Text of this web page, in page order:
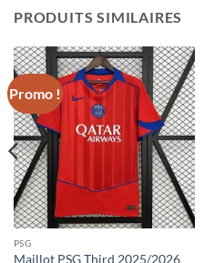
PRODUITS SIMILAIRES
Promo !
PSG
Maillot PSG Third 2025/2026